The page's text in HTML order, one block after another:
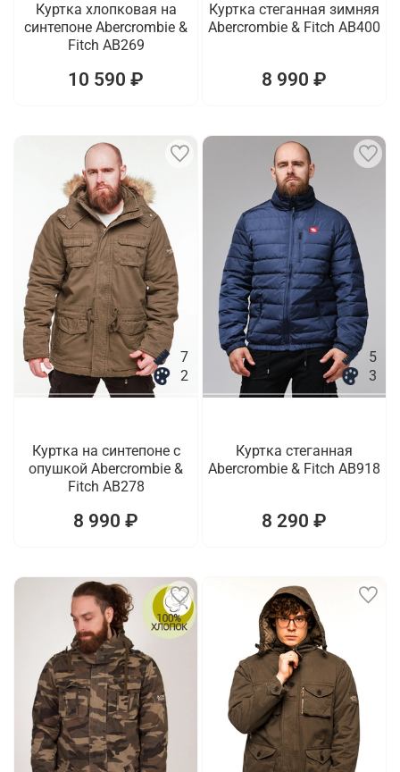
Куртка хлопковая на
синтепоне Abercrombie &
Fitch AB269
10 590 ₽
Куртка стеганная зимняя
Abercrombie & Fitch AB400
8 990 ₽
7
2
Куртка на синтепоне с
опушкой Abercrombie &
Fitch AB278
8 990 ₽
5
3
Куртка стеганная
Abercrombie & Fitch AB918
8 290 ₽